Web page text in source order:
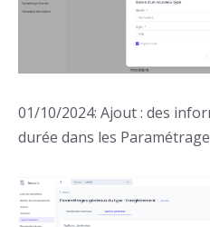
01/10/2024: Ajout : des
durée dans les